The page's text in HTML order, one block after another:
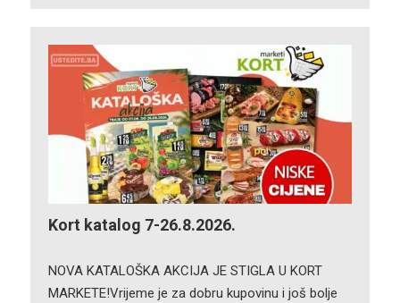
Kort katalog 7-26.8.2026.
NOVA KATALOŠKA AKCIJA JE STIGLA U KORT
MARKETE!Vrijeme je za dobru kupovinu i još bolje